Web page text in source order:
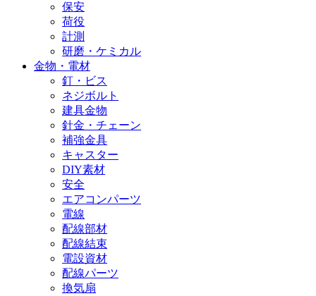
保安
荷役
計測
研磨・ケミカル
金物・電材
釘・ビス
ネジボルト
建具金物
針金・チェーン
補強金具
キャスター
DIY素材
安全
エアコンパーツ
電線
配線部材
配線結束
電設資材
配線パーツ
換気扇